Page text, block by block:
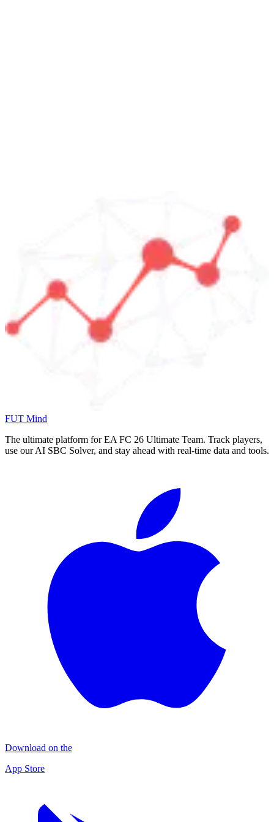
FUT Mind
The ultimate platform for EA FC 26 Ultimate Team. Track players,
use our AI SBC Solver, and stay ahead with real-time data and tools.
Download on the
App Store